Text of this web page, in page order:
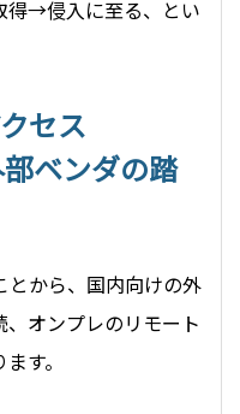
得→侵入に至る、とい
セス
ベンダの踏
とから、国内向けの外
オンプレのリモート
す。